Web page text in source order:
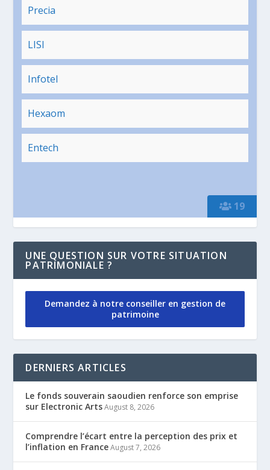
19
Precia
LISI
Infotel
Hexaom
Entech
UNE QUESTION SUR VOTRE SITUATION
PATRIMONIALE ?
Demandez à notre conseiller en gestion de
patrimoine
DERNIERS ARTICLES
Le fonds souverain saoudien renforce son emprise
sur Electronic Arts August 8, 2026
Comprendre l’écart entre la perception des prix et
l’inflation en France August 7, 2026